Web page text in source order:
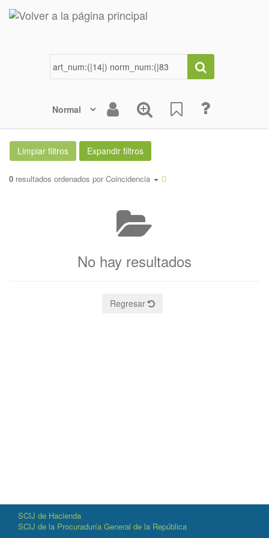
0 resultados ordenados por Coincidencia
No hay resultados
Regresar
SCIJ de Hacienda
SCIJ de la Procuraduría General de la República